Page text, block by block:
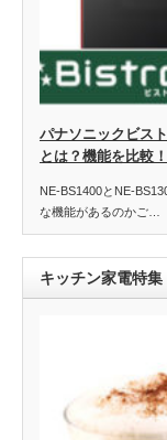
パナソニックビス
とは？機能を比較！
NE-BS1400とNE-
な機能があるのかご…
キッチン家電特集